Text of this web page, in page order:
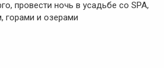
провести ночь в усадьбе со SPA,
горами и озерами